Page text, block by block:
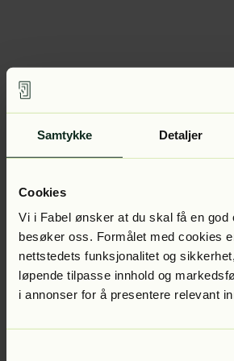
Samtykke Detaljer
Cookies
Vi i Fabel ønsker at du skal få en god
besøker oss. Formålet med cookies
nettstedets funksjonalitet og
løpende tilpasse innhold og
i annonser for å presentere relevant